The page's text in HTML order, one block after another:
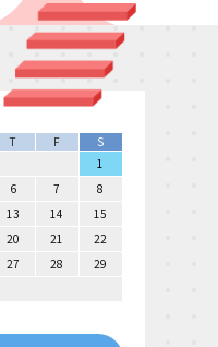
T F
S
1
6 7
8
13 14
15
20 21
22
27 28
29